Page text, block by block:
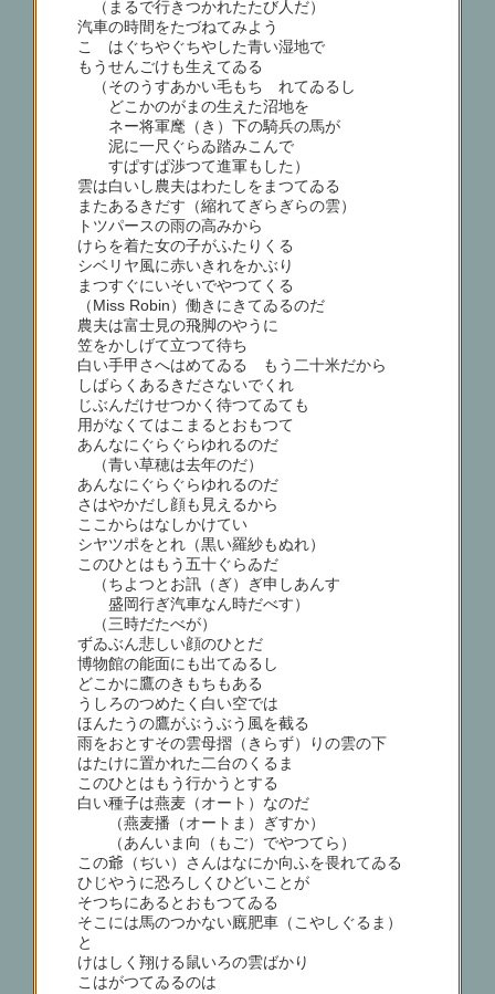
（まるで行きつかれたたび人だ）
汽車の時間をたづねてみよう
こゝはぐちやぐちやした青い湿地で
もうせんごけも生えてゐる
（そのうすあかい毛もちゞれてゐるし
どこかのがまの生えた沼地を
ネー将軍麾（き）下の騎兵の馬が
泥に一尺ぐらゐ踏みこんで
すぱすぱ渉つて進軍もした）
雲は白いし農夫はわたしをまつてゐる
またあるきだす（縮れてぎらぎらの雲）
トツパースの雨の高みから
けらを着た女の子がふたりくる
シベリヤ風に赤いきれをかぶり
まつすぐにいそいでやつてくる
（Miss Robin）働きにきてゐるのだ
農夫は富士見の飛脚のやうに
笠をかしげて立つて待ち
白い手甲さへはめてゐる もう二十米だから
しばらくあるきださないでくれ
じぶんだけせつかく待つてゐても
用がなくてはこまるとおもつて
あんなにぐらぐらゆれるのだ
（青い草穂は去年のだ）
あんなにぐらぐらゆれるのだ
さはやかだし顔も見えるから
ここからはなしかけていゝ
シヤツポをとれ（黒い羅紗もぬれ）
このひとはもう五十ぐらゐだ
（ちよつとお訊（ぎ）ぎ申しあんす
盛岡行ぎ汽車なん時だべす）
（三時だたべが）
ずゐぶん悲しい顔のひとだ
博物館の能面にも出てゐるし
どこかに鷹のきもちもある
うしろのつめたく白い空では
ほんたうの鷹がぶうぶう風を截る
雨をおとすその雲母摺（きらず）りの雲の下
はたけに置かれた二台のくるま
このひとはもう行かうとする
白い種子は燕麦（オート）なのだ
（燕麦播（オートま）ぎすか）
（あんいま向（もご）でやつてら）
この爺（ぢい）さんはなにか向ふを畏れてゐる
ひじやうに恐ろしくひどいことが
そつちにあるとおもつてゐる
そこには馬のつかない廐肥車（こやしぐるま）
と
けはしく翔ける鼠いろの雲ばかり
こはがつてゐるのは